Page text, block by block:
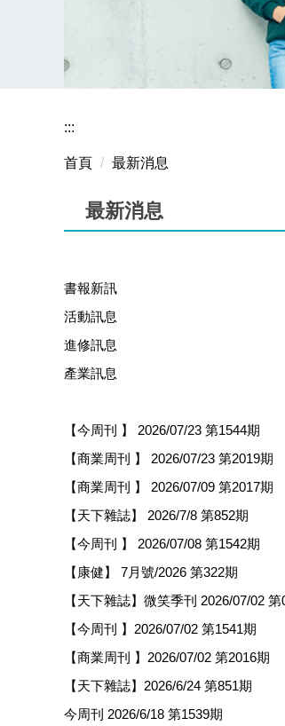
:::
首頁 最新消息
最新消息
書報新訊
活動訊息
進修訊息
產業訊息
【今周刊 】 2026/07/23 第1544期
【商業周刊 】 2026/07/23 第2019期
【商業周刊 】 2026/07/09 第2017期
【天下雜誌】 2026/7/8 第852期
【今周刊 】 2026/07/08 第1542期
【康健】 7月號/2026 第322期
【天下雜誌】微笑季刊 2026/07/02 第
【今周刊 】2026/07/02 第1541期
【商業周刊 】2026/07/02 第2016期
【天下雜誌】2026/6/24 第851期
今周刊 2026/6/18 第1539期